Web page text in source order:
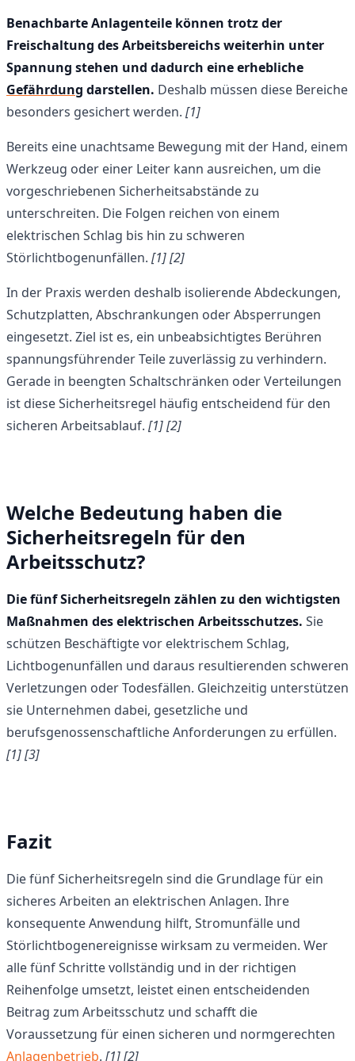
Benachbarte Anlagenteile können trotz der
Freischaltung des Arbeitsbereichs weiterhin unter
Spannung stehen und dadurch eine erhebliche
Gefährdung darstellen. Deshalb müssen diese Bereiche
besonders gesichert werden. [1]
Bereits eine unachtsame Bewegung mit der Hand, einem
Werkzeug oder einer Leiter kann ausreichen, um die
vorgeschriebenen Sicherheitsabstände zu
unterschreiten. Die Folgen reichen von einem
elektrischen Schlag bis hin zu schweren
Störlichtbogenunfällen. [1][2]
In der Praxis werden deshalb isolierende Abdeckungen,
Schutzplatten, Abschrankungen oder Absperrungen
eingesetzt. Ziel ist es, ein unbeabsichtigtes Berühren
spannungsführender Teile zuverlässig zu verhindern.
Gerade in beengten Schaltschränken oder Verteilungen
ist diese Sicherheitsregel häufig entscheidend für den
sicheren Arbeitsablauf. [1][2]
Welche Bedeutung haben die
Sicherheitsregeln für den
Arbeitsschutz?
Die fünf Sicherheitsregeln zählen zu den wichtigsten
Maßnahmen des elektrischen Arbeitsschutzes. Sie
schützen Beschäftigte vor elektrischem Schlag,
Lichtbogenunfällen und daraus resultierenden schweren
Verletzungen oder Todesfällen. Gleichzeitig unterstützen
sie Unternehmen dabei, gesetzliche und
berufsgenossenschaftliche Anforderungen zu erfüllen.
[1][3]
Fazit
Die fünf Sicherheitsregeln sind die Grundlage für ein
sicheres Arbeiten an elektrischen Anlagen. Ihre
konsequente Anwendung hilft, Stromunfälle und
Störlichtbogenereignisse wirksam zu vermeiden. Wer
alle fünf Schritte vollständig und in der richtigen
Reihenfolge umsetzt, leistet einen entscheidenden
Beitrag zum Arbeitsschutz und schafft die
Voraussetzung für einen sicheren und normgerechten
Anlagenbetrieb. [1][2]